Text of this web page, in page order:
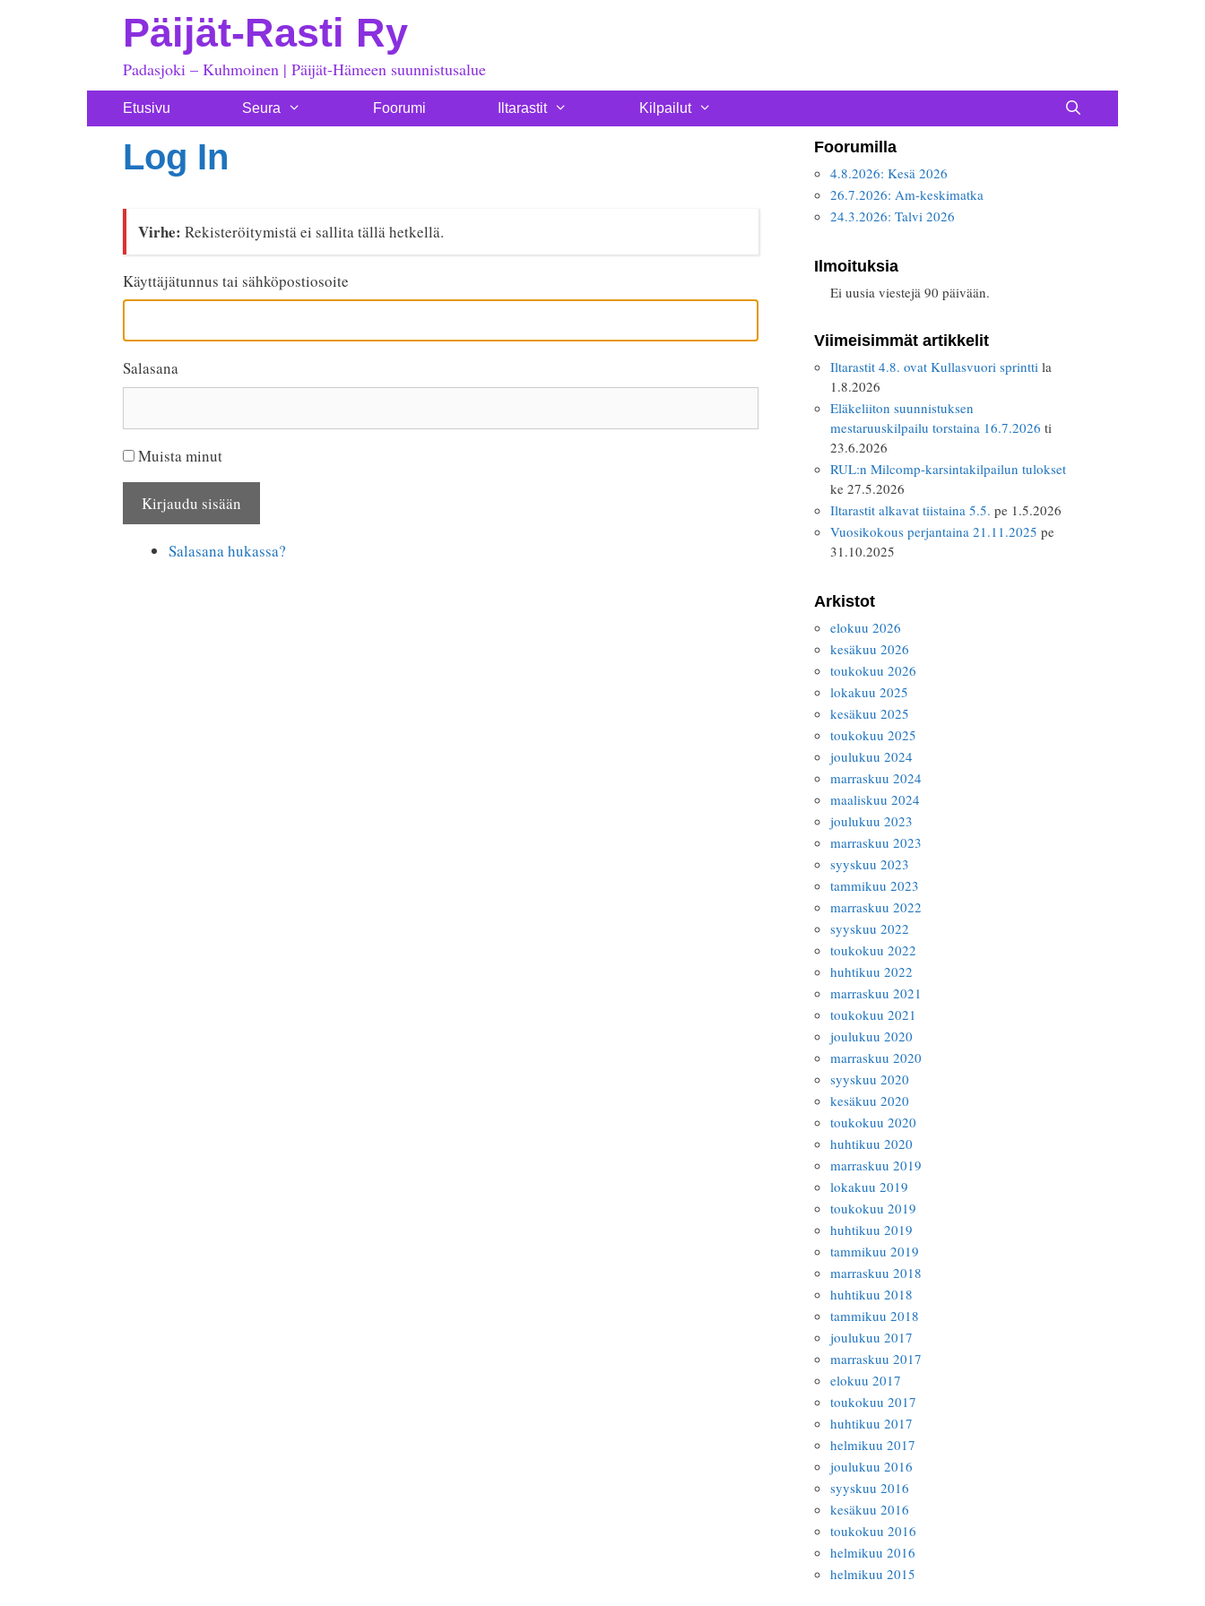
Päijät-Rasti Ry
Padasjoki – Kuhmoinen | Päijät-Hämeen suunnistusalue
Etusivu Seura Foorumi Iltarastit Kilpailut
Log In
Virhe: Rekisteröitymistä ei sallita tällä hetkellä.
Käyttäjätunnus tai sähköpostiosoite
Salasana
Muista minut
Kirjaudu sisään
Salasana hukassa?
Foorumilla
4.8.2026: Kesä 2026
26.7.2026: Am-keskimatka
24.3.2026: Talvi 2026
Ilmoituksia
Ei uusia viestejä 90 päivään.
Viimeisimmät artikkelit
Iltarastit 4.8. ovat Kullasvuori sprintti la
1.8.2026
Eläkeliiton suunnistuksen
mestaruuskilpailu torstaina 16.7.2026 ti
23.6.2026
RUL:n Milcomp-karsintakilpailun tulokset
ke 27.5.2026
Iltarastit alkavat tiistaina 5.5. pe 1.5.2026
Vuosikokous perjantaina 21.11.2025 pe
31.10.2025
Arkistot
elokuu 2026
kesäkuu 2026
toukokuu 2026
lokakuu 2025
kesäkuu 2025
toukokuu 2025
joulukuu 2024
marraskuu 2024
maaliskuu 2024
joulukuu 2023
marraskuu 2023
syyskuu 2023
tammikuu 2023
marraskuu 2022
syyskuu 2022
toukokuu 2022
huhtikuu 2022
marraskuu 2021
toukokuu 2021
joulukuu 2020
marraskuu 2020
syyskuu 2020
kesäkuu 2020
toukokuu 2020
huhtikuu 2020
marraskuu 2019
lokakuu 2019
toukokuu 2019
huhtikuu 2019
tammikuu 2019
marraskuu 2018
huhtikuu 2018
tammikuu 2018
joulukuu 2017
marraskuu 2017
elokuu 2017
toukokuu 2017
huhtikuu 2017
helmikuu 2017
joulukuu 2016
syyskuu 2016
kesäkuu 2016
toukokuu 2016
helmikuu 2016
helmikuu 2015